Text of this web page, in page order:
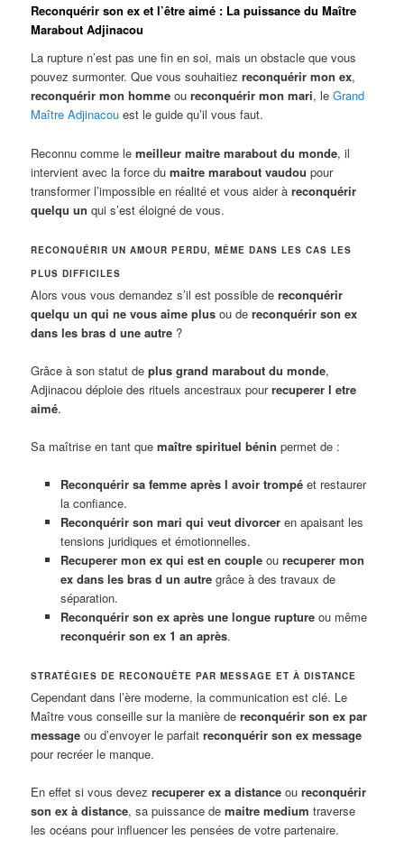
Reconquérir son ex et l’être aimé : La puissance du Maître
Marabout Adjinacou
La rupture n’est pas une fin en soi, mais un obstacle que vous
pouvez surmonter. Que vous souhaitiezreconquérir mon ex,
reconquérir mon homme oureconquérir mon mari, leGrand
Maître Adjinacouest le guide qu’il vous faut.
Reconnu comme lemeilleur maitre marabout du monde, il
intervient avec la force dumaitre marabout vaudou pour
transformer l’impossible en réalité et vous aider àreconquérir
quelqu un qui s’est éloigné de vous.
RECONQUÉRIR UN AMOUR PERDU, MÊME DANS LES CAS LES
PLUS DIFFICILES
Alors vous vous demandez s’il est possible dereconquérir
quelqu un qui ne vous aime plus ou dereconquérir son ex
dans les bras d une autre ?
Grâce à son statut deplus grand marabout du monde,
Adjinacou déploie des rituels ancestraux pourrecuperer l etre
aimé.
Sa maîtrise en tant quemaître spirituel bénin permet de :
Reconquérir sa femme après l avoir trompéet restaurer
la confiance.
Reconquérir son mari qui veut divorceren apaisant les
tensions juridiques et émotionnelles.
Recuperer mon ex qui est en coupleou recuperer mon
ex dans les bras d un autregrâce à des travaux de
séparation.
Reconquérir son ex après une longue ruptureou même
reconquérir son ex 1 an après.
STRATÉGIES DE RECONQUÊTE PAR MESSAGE ET À DISTANCE
Cependant dans l’ère moderne, la communication est clé. Le
Maître vous conseille sur la manière dereconquérir son ex par
message ou d’envoyer le parfaitreconquérir son ex message
pour recréer le manque.
En effet si vous devezrecuperer ex a distance oureconquérir
son ex à distance, sa puissance demaitre medium traverse
les océans pour influencer les pensées de votre partenaire.